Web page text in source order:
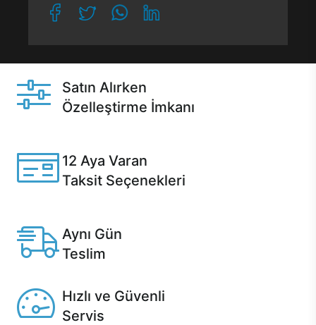
Satın Alırken
Özelleştirme İmkanı
12 Aya Varan
Taksit Seçenekleri
Aynı Gün
Teslim
Hızlı ve Güvenli
Servis